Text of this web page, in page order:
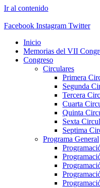
Ir al contenido
Facebook Instagram Twitter
Inicio
Memorias del VII
Congreso
Circulares
Primera
Segunda
Tercera
Cuarta
Quinta
Sexta
Septima
Programa General